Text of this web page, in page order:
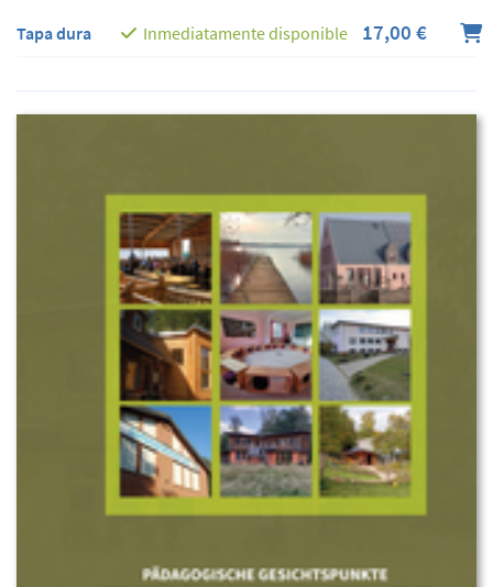
Tapa dura Inmediatamente disponible 17,00 €